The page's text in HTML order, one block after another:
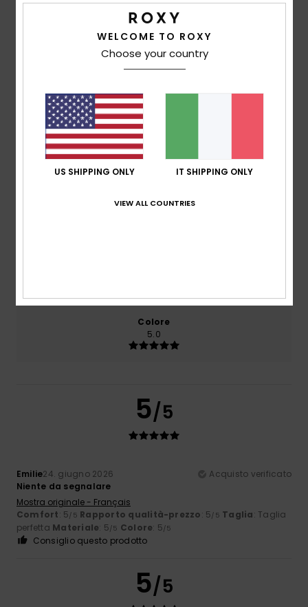
Punteggio medio
5.0/5
basato su2 recensioni verificate
Il 100% dei nostri clienti consiglia questo prodotto
Comfort
Rapporto qualità-prezzo
Colore
5.0
5/5
Emilie24. giugno 2026
Acquisto verificato
Niente da segnalare
Mostra originale - Français
Comfort: 5/5 Rapporto qualità-prezzo: 5/5 Taglia: Taglia
perfetta Materiale: 5/5 Colore: 5/5
Consiglio questo prodotto
5/5
WELCOME TO ROXY
Choose your country
US SHIPPING ONLY IT SHIPPING ONLY
VIEW ALL COUNTRIES